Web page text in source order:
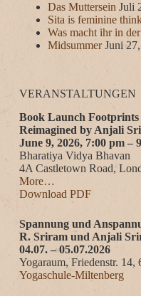
Das Muttersein Juli
Sita is feminine
Was macht ihr in
Midsummer Juni
VERANSTALTUNGEN
Book Launch
Reimagined by Anjali
June 9, 2026, 7:00 pm –
Bharatiya Vidya Bhavan
4A Castletown Road,
More…
Download PDF
Spannung und
R. Sriram und Anjali
04.07. – 05.07.2026
Yogaraum, Friedenstr. 14,
Yogaschule-Miltenberg